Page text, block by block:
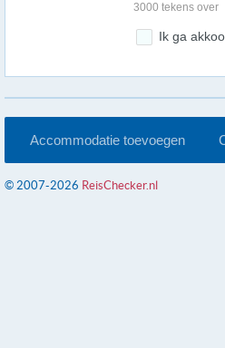
3000 tekens over
Ik ga
Accommodatie toevoegen
© 2007-2026 ReisChecker.nl